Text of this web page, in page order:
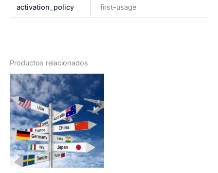
activation_policy first-usage
Productos relacionados